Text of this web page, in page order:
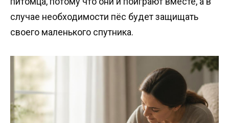
случае необходимости пёс будет защищать
своего маленького спутника.